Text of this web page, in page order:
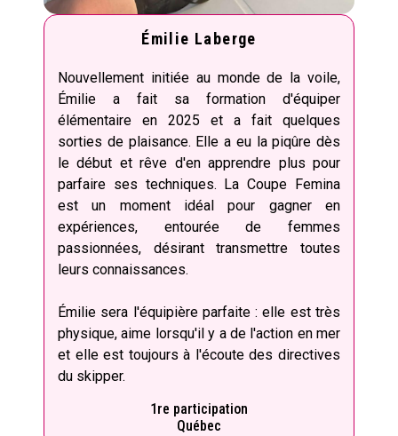
Émilie Laberge
Nouvellement initiée au monde de la voile,
Émilie a fait sa formation d'équiper
élémentaire en 2025 et a fait quelques
sorties de plaisance. Elle a eu la piqûre dès
le début et rêve d'en apprendre plus pour
parfaire ses techniques. La Coupe Femina
est un moment idéal pour gagner en
expériences, entourée de femmes
passionnées, désirant transmettre toutes
leurs connaissances.
Émilie sera l'équipière parfaite : elle est très
physique, aime lorsqu'il y a de l'action en mer
et elle est toujours à l'écoute des directives
du skipper.
1re participation
Québec